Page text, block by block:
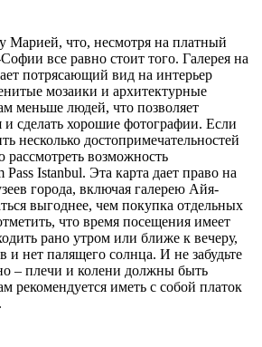
Марией, что, несмотря на платный
все равно стоит того. Галерея на
потрясающий вид на интерьер
мозаики и архитектурные
меньше людей, что позволяет
и сделать хорошие фотографии. Если
несколько достопримечательностей
возможность
Istanbul. Эта карта дает право на
города, включая галерею Айя-
выгоднее, чем покупка отдельных
что время посещения имеет
рано утром или ближе к вечеру,
и нет палящего солнца. И не забудьте
– плечи и колени должны быть
иметь с собой платок